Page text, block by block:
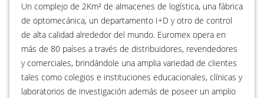
Un complejo de 2Km² de almacenes de logística, una fábrica
de optomecánica, un departamento I+D y otro de control
de alta calidad alrededor del mundo. Euromex opera en
más de 80 países a través de distribuidores, revendedores
y comerciales, brindándole una amplia variedad de clientes
tales como colegios e instituciones educacionales, clínicas y
laboratorios de investigación además de poseer un amplio